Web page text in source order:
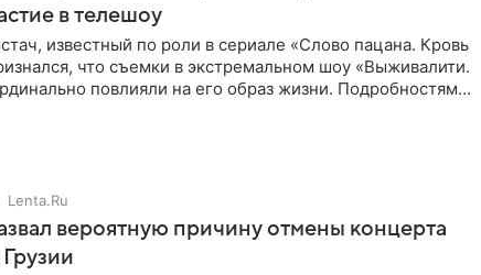
в телешоу
известный по роли в сериале «Слово пацана. Кровь
что съемки в экстремальном шоу «Выживалити.
повлияли на его образ жизни. Подробностями
Lenta.Ru
вероятную причину отмены концерта